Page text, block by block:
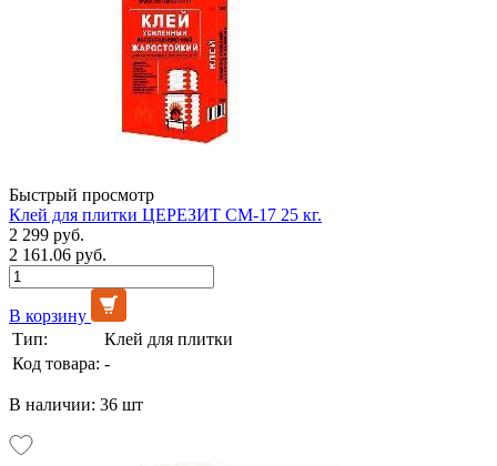
Быстрый просмотр
Клей для плитки ЦЕРЕЗИТ СМ-17 25 кг.
2 299 руб.
2 161.06 руб.
В корзину
Тип:
Клей для плитки
Код товара: -
В наличии: 36 шт